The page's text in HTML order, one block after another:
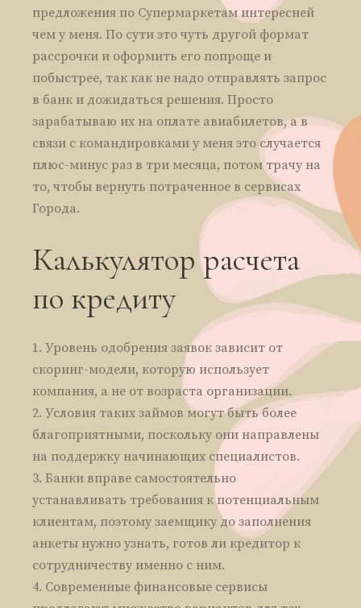
предложения по Супермаркетам интересней
чем у меня. По сути это чуть другой формат
рассрочки и оформить его попроще и
побыстрее, так как не надо отправлять запрос
в банк и дожидаться решения. Просто
зарабатываю их на оплате авиабилетов, а в
связи с командировками у меня это случается
плюс-минус раз в три месяца, потом трачу на
то, чтобы вернуть потраченное в сервисах
Города.
Калькулятор расчета
по кредиту
Уровень одобрения заявок зависит от
скоринг-модели, которую использует
компания, а не от возраста организации.
Условия таких займов могут быть более
благоприятными, поскольку они направлены
на поддержку начинающих специалистов.
Банки вправе самостоятельно
устанавливать требования к потенциальным
клиентам, поэтому заемщику до заполнения
анкеты нужно узнать, готов ли кредитор к
сотрудничеству именно с ним.
Современные финансовые сервисы